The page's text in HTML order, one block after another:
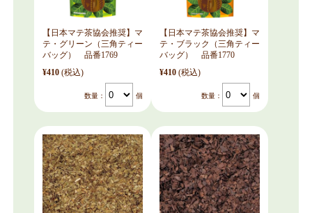
【日本マテ茶協会推奨】マ
テ・グリーン（三角ティー
バッグ） 品番1769
¥410 (税込)
数量： 個
【日本マテ茶協会推奨】マ
テ・ブラック（三角ティー
バッグ） 品番1770
¥410 (税込)
数量： 個